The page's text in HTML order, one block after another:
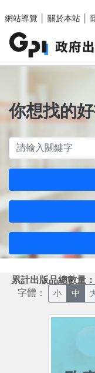
網站導覽
關於本站
你想找的
累計出版品總數量
字體： 小 中